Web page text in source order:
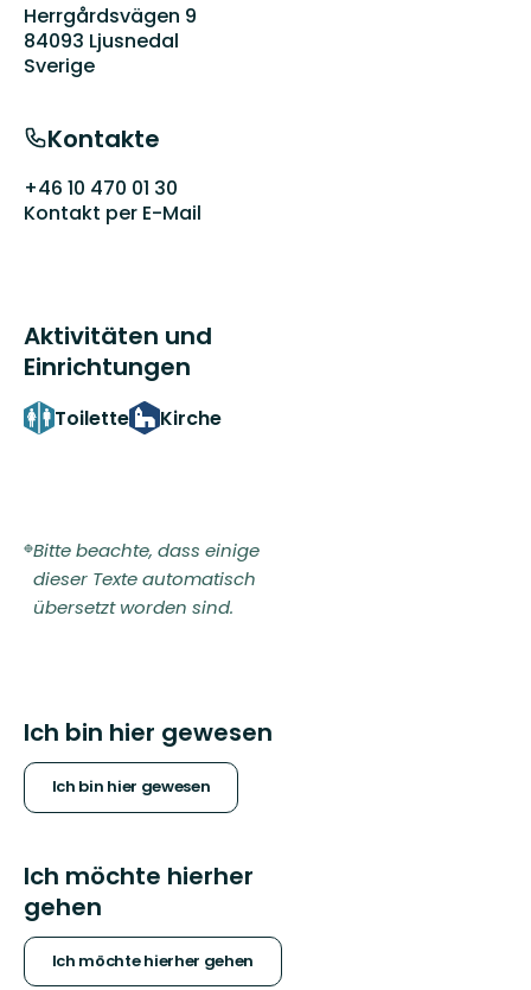
Herrgårdsvägen 9
84093 Ljusnedal
Sverige
Kontakte
+46 10 470 01 30
Kontakt per E-Mail
Aktivitäten und
Einrichtungen
Toilette Kirche
Bitte beachte, dass einige
dieser Texte automatisch
übersetzt worden sind.
Ich bin hier gewesen
Ich bin hier gewesen
Ich möchte hierher
gehen
Ich möchte hierher gehen